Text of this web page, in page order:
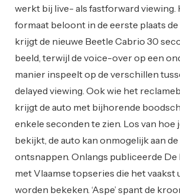
werkt bij live- als fastforward viewing.
formaat beloont in de eerste plaats
krijgt de nieuwe Beetle Cabrio 30
beeld, terwijl de voice-over op een
manier inspeelt op de verschillen
delayed viewing. Ook wie het
krijgt de auto met bijhorende
enkele seconden te zien. Los van hoe
bekijkt, de auto kan onmogelijk aan
ontsnappen. Onlangs publiceerde
met Vlaamse topseries die het vaakst
worden bekeken. ‘Aspe’ spant de